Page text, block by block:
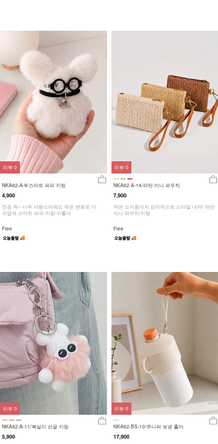
NKA62-A-9/스마트 퍼피 키링
4,900
안경 척~ 너무 사랑스러워요 작은 변화로 더
귀엽게 스마트 퍼피 키링/키홀더
Free
리뷰 0
NKA62-A-14/라탄 미니 파우치
7,900
작은 소지품까지 감각적으로 스타일 내자! 라탄
미니 파우치/키링
Free
리뷰 0
NKA62-A-11/복실이 선글 키링
5,900
리뷰 0
NKA62-BS-10/주니퍼 보냉 홀더
17,900
리뷰 0